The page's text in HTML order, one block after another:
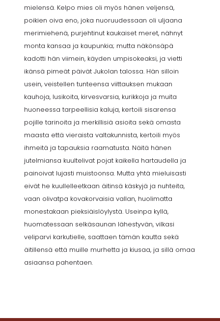
mielensä. Kelpo mies oli myös hänen veljensä,
poikien oiva eno, joka nuoruudessaan oli uljaana
merimiehenä, purjehtinut kaukaiset meret, nähnyt
monta kansaa ja kaupunkia; mutta näkönsäpä
kadotti hän viimein, käyden umpisokeaksi, ja vietti
ikänsä pimeät päivät Jukolan talossa. Hän silloin
usein, veistellen tunteensa viittauksen mukaan
kauhoja, lusikoita, kirvesvarsia, kurikkoja ja muita
huoneessa tarpeellisia kaluja, kertoili sisarensa
pojille tarinoita ja merkillisiä asioita sekä omasta
maasta että vieraista valtakunnista, kertoili myös
ihmeitä ja tapauksia raamatusta. Näitä hänen
jutelmiansa kuultelivat pojat kaikella hartaudella ja
painoivat lujasti muistoonsa. Mutta yhtä mieluisasti
eivät he kuullelleetkaan äitinsä käskyjä ja nuhteita,
vaan olivatpa kovakorvaisia vallan, huolimatta
monestakaan pieksiäislöylystä. Useinpa kyllä,
huomatessaan selkäsaunan lähestyvän, vilkasi
veliparvi karkutielle, saattaen tämän kautta sekä
äitillensä että muille murhetta ja kiusaa, ja sillä omaa
asiaansa pahentaen.